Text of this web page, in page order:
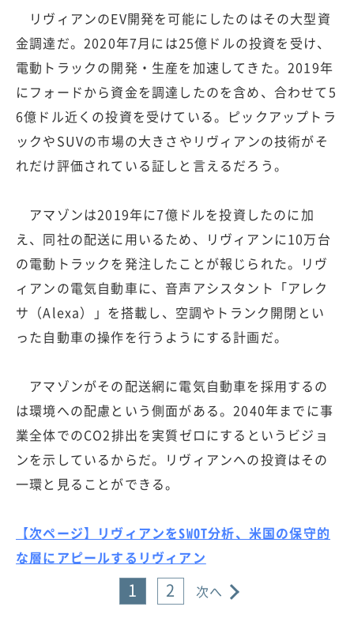
リヴィアンのEV開発を可能にしたのはその大型資
金調達だ。2020年7月には25億ドルの投資を受け、
電動トラックの開発・生産を加速してきた。2019年
にフォードから資金を調達したのを含め、合わせて5
6億ドル近くの投資を受けている。ピックアップトラ
ックやSUVの市場の大きさやリヴィアンの技術がそ
れだけ評価されている証しと言えるだろう。
アマゾンは2019年に7億ドルを投資したのに加
え、同社の配送に用いるため、リヴィアンに10万台
の電動トラックを発注したことが報じられた。リヴ
ィアンの電気自動車に、音声アシスタント「アレク
サ（Alexa）」を搭載し、空調やトランク開閉とい
った自動車の操作を行うようにする計画だ。
アマゾンがその配送網に電気自動車を採用するの
は環境への配慮という側面がある。2040年までに事
業全体でのCO2排出を実質ゼロにするというビジョ
ンを示しているからだ。リヴィアンへの投資はその
一環と見ることができる。
【次ページ】リヴィアンをSWOT分析、米国の保守的
な層にアピールするリヴィアン
1 2 次へ